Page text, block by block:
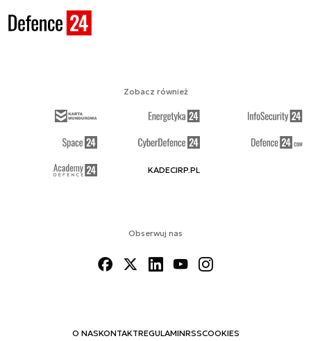
Obserwuj nas
O NASKONTAKTREGULAMINRSSCOOKIES
Zobacz również
KADECIRP.PL